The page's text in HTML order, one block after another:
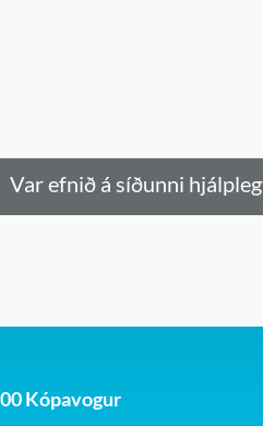
Var efnið á síðunni
Kópavogur